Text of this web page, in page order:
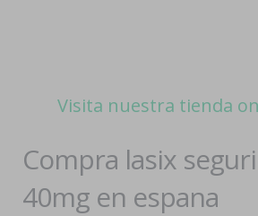
Visita nuestra tienda
Compra lasix
40mg en espana